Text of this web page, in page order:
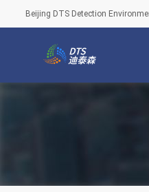
Beijing DTS Detection